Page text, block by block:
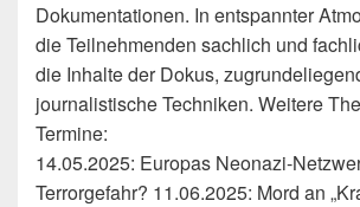
Dokumentationen. In entspannter
die Teilnehmenden sachlich und
die Inhalte der Dokus,
journalistische Techniken. Weitere
Termine:
14.05.2025: Europas Neonazi-
Terrorgefahr? 11.06.2025: Mord an